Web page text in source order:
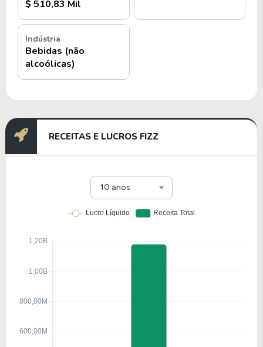
$ 510,83 Mil
Indústria
Bebidas (não
alcoólicas)
RECEITAS E LUCROS FIZZ
10 anos